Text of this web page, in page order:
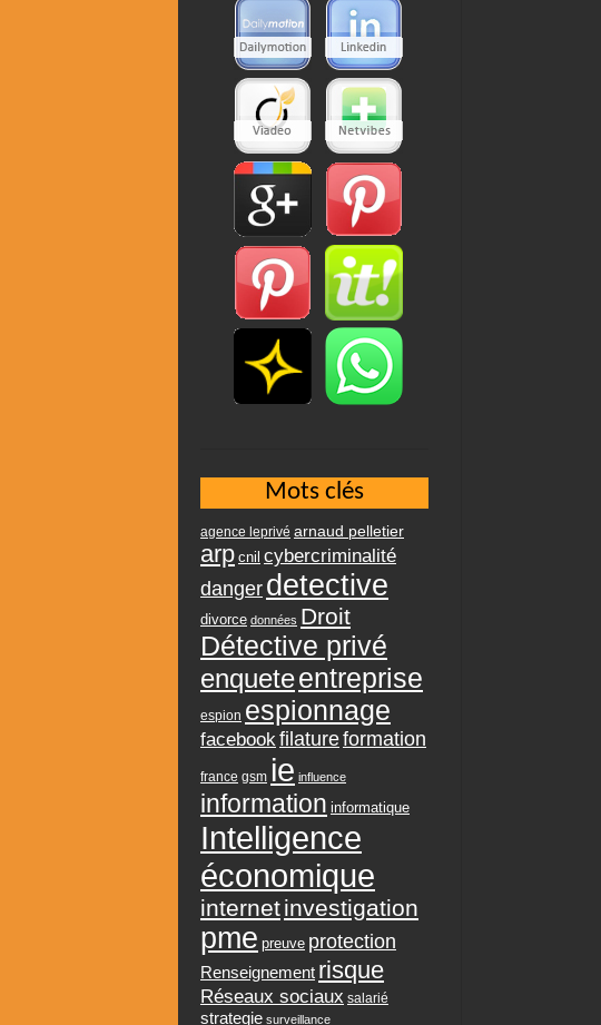
Mots clés
agence leprivé arnaud pelletier
arp cnil cybercriminalité
danger detective
divorce données Droit
Détective privé
enqueteentreprise
espion espionnage
facebookfilatureformation
france gsm ie influence
information informatique
Intelligence
économique
internetinvestigation
pme preuve protection
Renseignement risque
Réseaux sociaux salarié
strategie surveillance